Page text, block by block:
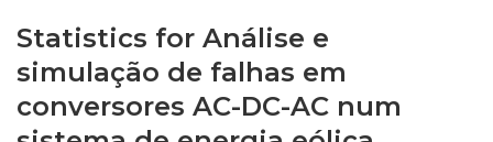
Browse repository
Entities
Statistics for Análise e
simulação de falhas em
conversores AC-DC-AC num